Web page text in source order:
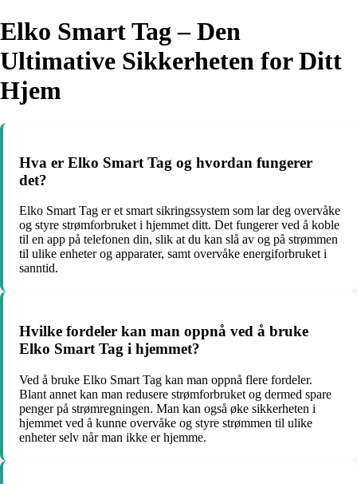
Elko Smart Tag – Den
Ultimative Sikkerheten for Ditt
Hjem
Hva er Elko Smart Tag og hvordan fungerer
det?
Elko Smart Tag er et smart sikringssystem som lar deg overvåke
og styre strømforbruket i hjemmet ditt. Det fungerer ved å koble
til en app på telefonen din, slik at du kan slå av og på strømmen
til ulike enheter og apparater, samt overvåke energiforbruket i
sanntid.
Hvilke fordeler kan man oppnå ved å bruke
Elko Smart Tag i hjemmet?
Ved å bruke Elko Smart Tag kan man oppnå flere fordeler.
Blant annet kan man redusere strømforbruket og dermed spare
penger på strømregningen. Man kan også øke sikkerheten i
hjemmet ved å kunne overvåke og styre strømmen til ulike
enheter selv når man ikke er hjemme.